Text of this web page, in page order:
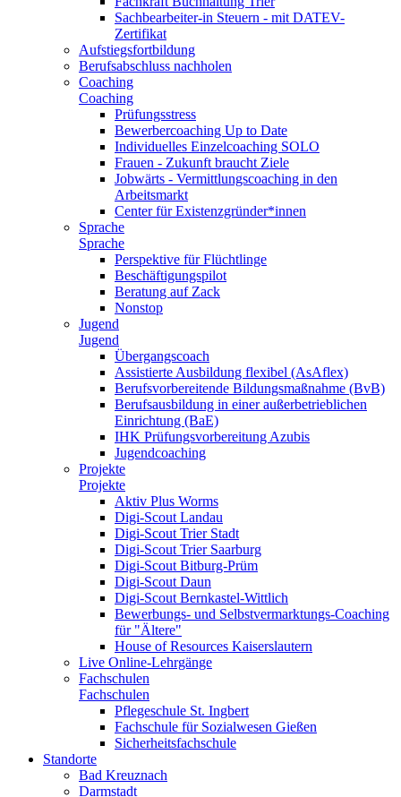
Sachbearbeiter-in Steuern - mit DATEV-
Zertifikat
Aufstiegsfortbildung
Berufsabschluss nachholen
Coaching
Coaching
Prüfungsstress
Bewerbercoaching Up to Date
Individuelles Einzelcoaching SOLO
Frauen - Zukunft braucht Ziele
Jobwärts - Vermittlungscoaching in den
Arbeitsmarkt
Center für Existenzgründer*innen
Sprache
Sprache
Perspektive für Flüchtlinge
Beschäftigungspilot
Beratung auf Zack
Nonstop
Jugend
Jugend
Übergangscoach
Assistierte Ausbildung flexibel (AsAflex)
Berufsvorbereitende Bildungsmaßnahme (BvB)
Berufsausbildung in einer außerbetrieblichen
Einrichtung (BaE)
IHK Prüfungsvorbereitung Azubis
Jugendcoaching
Projekte
Projekte
Aktiv Plus Worms
Digi-Scout Landau
Digi-Scout Trier Stadt
Digi-Scout Trier Saarburg
Digi-Scout Bitburg-Prüm
Digi-Scout Daun
Digi-Scout Bernkastel-Wittlich
Bewerbungs- und Selbstvermarktungs-Coaching
für "Ältere"
House of Resources Kaiserslautern
Live Online-Lehrgänge
Fachschulen
Fachschulen
Pflegeschule St. Ingbert
Fachschule für Sozialwesen Gießen
Sicherheitsfachschule
Standorte
Bad Kreuznach
Darmstadt